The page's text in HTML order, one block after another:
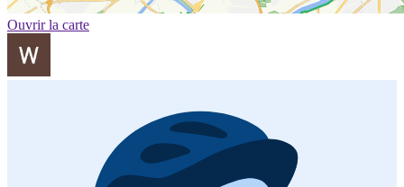
Ouvrir la carte